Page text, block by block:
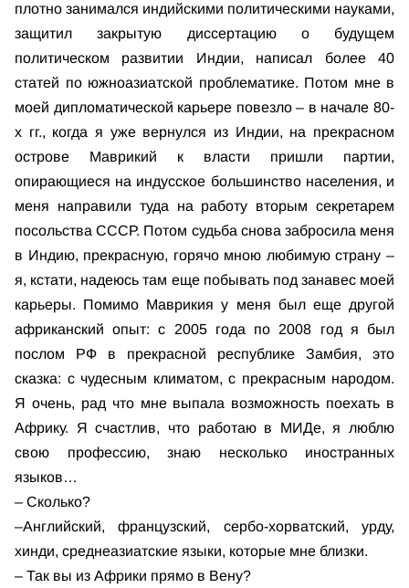
плотно занимался индийскими политическими науками,
защитил закрытую диссертацию о будущем
политическом развитии Индии, написал более 40
статей по южноазиатской проблематике. Потом мне в
моей дипломатической карьере повезло – в начале 80-
х гг., когда я уже вернулся из Индии, на прекрасном
острове Маврикий к власти пришли партии,
опирающиеся на индусское большинство населения, и
меня направили туда на работу вторым секретарем
посольства СССР. Потом судьба снова забросила меня
в Индию, прекрасную, горячо мною любимую страну –
я, кстати, надеюсь там еще побывать под занавес моей
карьеры. Помимо Маврикия у меня был еще другой
африканский опыт: с 2005 года по 2008 год я был
послом РФ в прекрасной республике Замбия, это
сказка: с чудесным климатом, с прекрасным народом.
Я очень, рад что мне выпала возможность поехать в
Африку. Я счастлив, что работаю в МИДе, я люблю
свою профессию, знаю несколько иностранных
языков…
– Сколько?
–Английский, французский, сербо-хорватский, урду,
хинди, среднеазиатские языки, которые мне близки.
– Так вы из Африки прямо в Вену?